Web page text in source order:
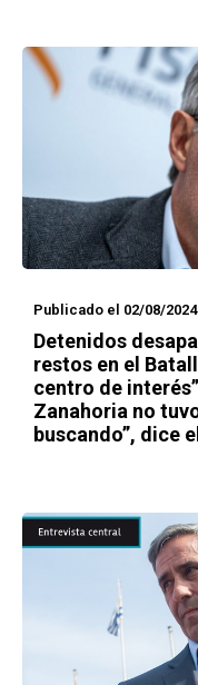
Publicado el 02/08/2024
Detenidos
restos en el
centro de
Zanahoria no
buscando”, dice